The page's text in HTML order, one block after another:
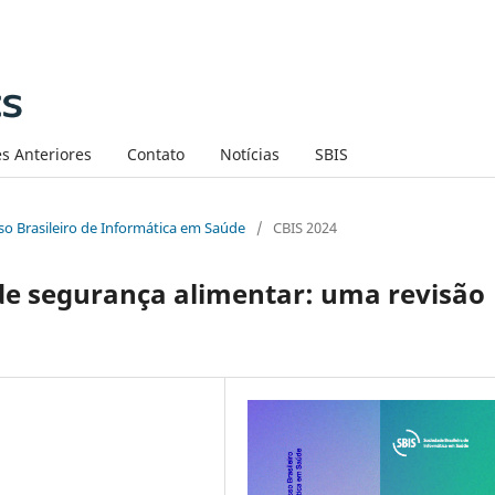
Anteriores Contato Notícias SBIS
Brasileiro de Informática em Saúde / CBIS 2024
segurança alimentar: uma revisão